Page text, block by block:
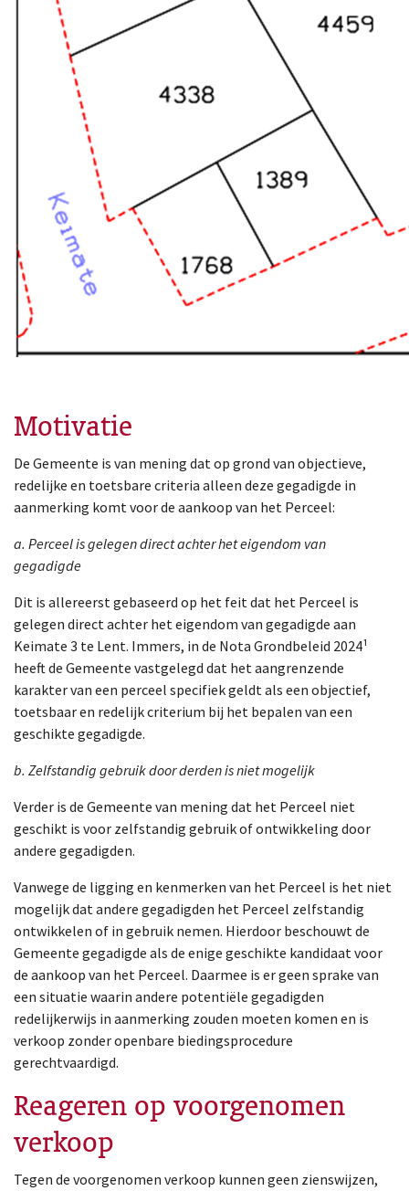
Motivatie
De Gemeente is van mening dat op grond van objectieve,
redelijke en toetsbare criteria alleen deze gegadigde in
aanmerking komt voor de aankoop van het Perceel:
a. Perceel is gelegen direct achter het eigendom van
gegadigde
Dit is allereerst gebaseerd op het feit dat het Perceel is
gelegen direct achter het eigendom van gegadigde aan
Keimate 3 te Lent. Immers, in de Nota Grondbeleid 2024¹
heeft de Gemeente vastgelegd dat het aangrenzende
karakter van een perceel specifiek geldt als een objectief,
toetsbaar en redelijk criterium bij het bepalen van een
geschikte gegadigde.
b. Zelfstandig gebruik door derden is niet mogelijk
Verder is de Gemeente van mening dat het Perceel niet
geschikt is voor zelfstandig gebruik of ontwikkeling door
andere gegadigden.
Vanwege de ligging en kenmerken van het Perceel is het niet
mogelijk dat andere gegadigden het Perceel zelfstandig
ontwikkelen of in gebruik nemen. Hierdoor beschouwt de
Gemeente gegadigde als de enige geschikte kandidaat voor
de aankoop van het Perceel. Daarmee is er geen sprake van
een situatie waarin andere potentiële gegadigden
redelijkerwijs in aanmerking zouden moeten komen en is
verkoop zonder openbare biedingsprocedure
gerechtvaardigd.
Reageren op voorgenomen
verkoop
Tegen de voorgenomen verkoop kunnen geen zienswijzen,